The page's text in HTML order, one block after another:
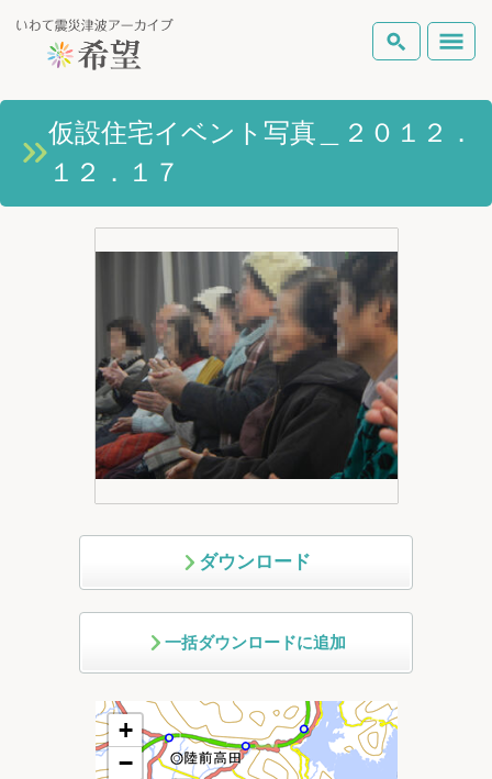
いわて震災津波アーカイブとは
岩手県の被害状況
Foreign Laguage
検索
仮設住宅イベント写真＿２０１２．
１２．１７
ダウンロード
一括ダウンロードに追加
+
−